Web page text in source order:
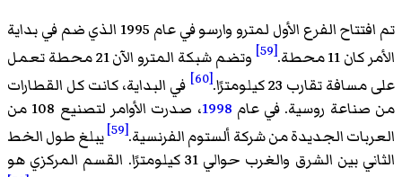
تم افتتاح الفرع الأول لمترو وارسو في عام 1995 الذي ضم في بداية
الأمر كان 11 محطة.
[59]
وتضم شبكة المترو الآن 21 محطة تعمل
على مسافة تقارب 23 كيلومترًا.
[60]
في البداية، كانت كل القطارات
من صناعة روسية. في عام 1998
، صدرت الأوامر لتصنيع 108 من
العربات الجديدة من شركة ألستوم الفرنسية.[59]
يبلغ طول الخط
الثاني بين الشرق والغرب حوالي 31 كيلومترًا. القسم المركزي هو